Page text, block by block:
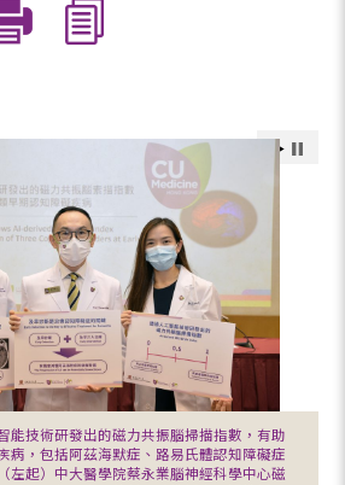
能技術研發出的磁力共振腦掃描指數，有助
病，包括阿茲海默症、路易氏體認知障礙症
左起）中大醫學院蔡永業腦神經科學中心磁